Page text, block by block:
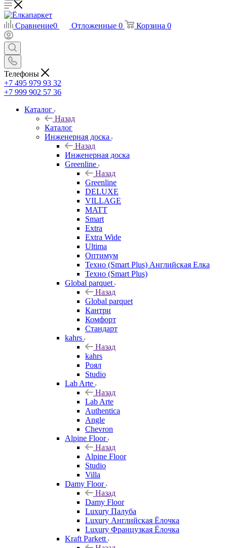
Сравнение0 Отложенные 0 Корзина 0
Телефоны
+7 495 979 93 32
+7 999 902 57 36
Каталог
Назад
Каталог
Инженерная доска
Назад
Инженерная доска
Greenline
Назад
Greenline
DELUXE
VILLAGE
MATT
Smart
Extra
Extra Wide
Ultima
Оптимум
Техно (Smart Plus) Английская Елка
Техно (Smart Plus)
Global parquet
Назад
Global parquet
Кантри
Комфорт
Стандарт
kahrs
Назад
kahrs
Роял
Studio
Lab Arte
Назад
Lab Arte
Authentica
Angle
Chevron
Alpine Floor
Назад
Alpine Floor
Studio
Villa
Damy Floor
Назад
Damy Floor
Luxury Палуба
Luxury Английская Ёлочка
Luxury Французкая Ёлочка
Kraft Parkett